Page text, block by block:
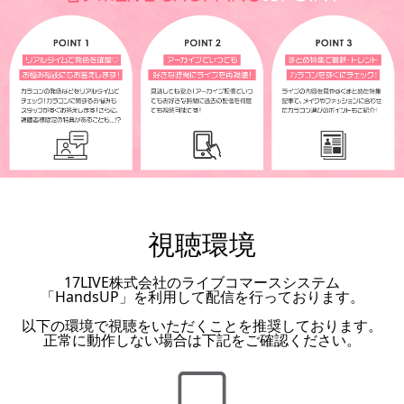
視聴環境
17LIVE株式会社のライブコマースシステム
「HandsUP」を利用して配信を行っております。
以下の環境で視聴をいただくことを推奨しております。
正常に動作しない場合は下記をご確認ください。